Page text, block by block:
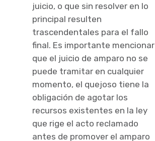
juicio, o que sin resolver en lo
principal resulten
trascendentales para el fallo
final. Es importante mencionar
que el juicio de amparo no se
puede tramitar en cualquier
momento, el quejoso tiene la
obligación de agotar los
recursos existentes en la ley
que rige el acto reclamado
antes de promover el amparo